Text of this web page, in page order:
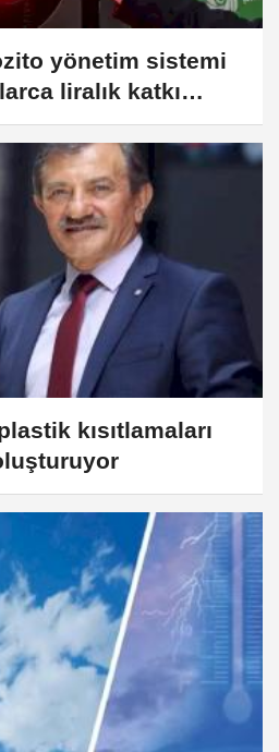
yönetim sistemi
liralık katkı
kısıtlamaları